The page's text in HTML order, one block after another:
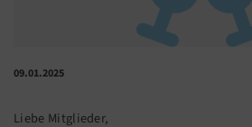
09.01.2025
Liebe Mitglieder,